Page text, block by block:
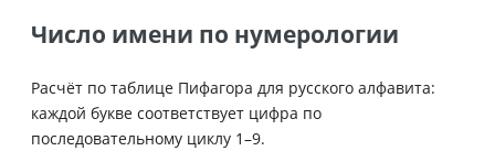
Число имени по нумерологии
Расчёт по таблице Пифагора для русского алфавита:
каждой букве соответствует цифра по
последовательному циклу 1–9.